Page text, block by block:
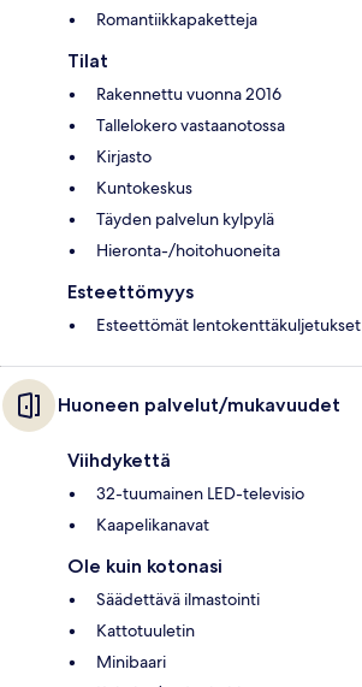
Romantiikkapaketteja
Tilat
Rakennettu vuonna 2016
Tallelokero vastaanotossa
Kirjasto
Kuntokeskus
Täyden palvelun kylpylä
Hieronta-/hoitohuoneita
Esteettömyys
Esteettömät lentokenttäkuljetukset
Huoneen palvelut/mukavuudet
Viihdykettä
32-tuumainen LED-televisio
Kaapelikanavat
Ole kuin kotonasi
Säädettävä ilmastointi
Kattotuuletin
Minibaari